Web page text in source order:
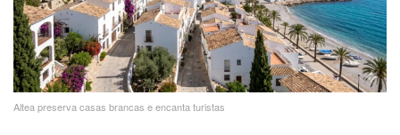
Altea preserva casas brancas e encanta turistas